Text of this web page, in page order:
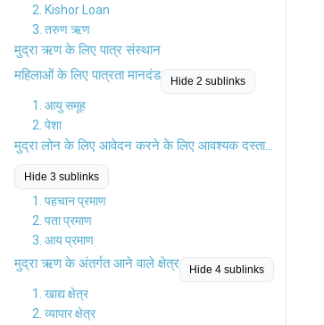
2. Kishor Loan
3. तरुण ऋण
मुद्रा ऋण के लिए पात्र संस्थान
महिलाओं के लिए पात्रता मानदंड
Hide 2 sublinks
1. आयु समूह
2. पेशा
मुद्रा लोन के लिए आवेदन करने के लिए आवश्यक दस्तावेज़
Hide 3 sublinks
1. पहचान प्रमाण
2. पता प्रमाण
3. आय प्रमाण
मुद्रा ऋण के अंतर्गत आने वाले क्षेत्र Hide 4 sublinks
1. खाद्य क्षेत्र
2. व्यापार क्षेत्र